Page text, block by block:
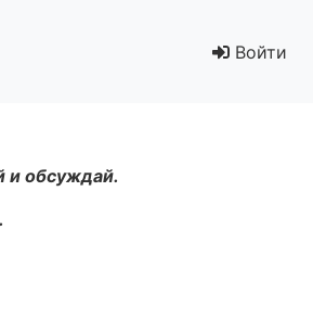
Войти
и обсуждай.